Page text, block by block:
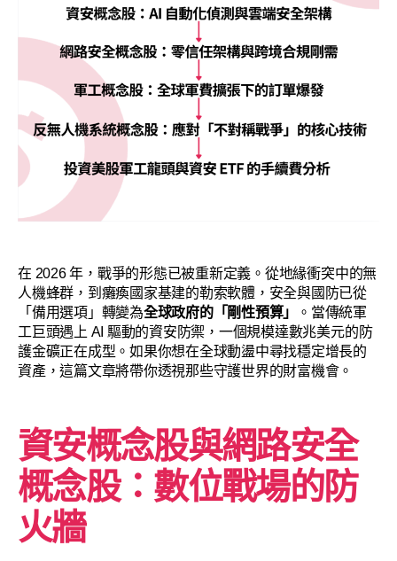
在 2026 年，戰爭的形態已被重新定義。從地緣衝突中的無
人機蜂群，到癱瘓國家基建的勒索軟體，安全與國防已從
「備用選項」轉變為全球政府的「剛性預算」
。當傳統軍
工巨頭遇上 AI 驅動的資安防禦，一個規模達數兆美元的防
護金礦正在成型。如果你想在全球動盪中尋找穩定增長的
資產，這篇文章將帶你透視那些守護世界的財富機會。
資安概念股與網路安全
概念股：數位戰場的防
火牆